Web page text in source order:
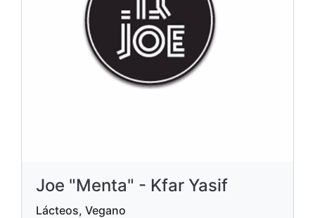
Joe "Menta" - Kfar Yasif
Lácteos, Vegano